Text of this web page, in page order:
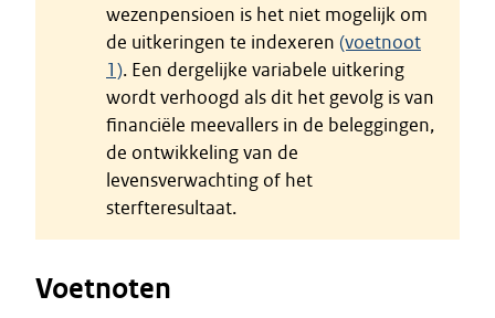
wezenpensioen is het niet mogelijk om
de uitkeringen te indexeren (voetnoot
1). Een dergelijke variabele uitkering
wordt verhoogd als dit het gevolg is van
financiële meevallers in de beleggingen,
de ontwikkeling van de
levensverwachting of het
sterfteresultaat.
Voetnoten